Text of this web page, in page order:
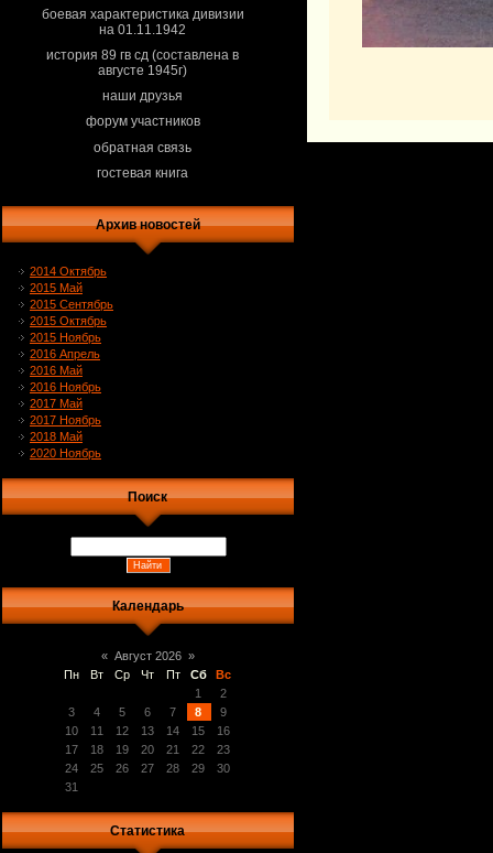
боевая характеристика дивизии
на 01.11.1942
история 89 гв сд (составлена в
августе 1945г)
наши друзья
форум участников
обратная связь
гостевая книга
Архив новостей
2014 Октябрь
2015 Май
2015 Сентябрь
2015 Октябрь
2015 Ноябрь
2016 Апрель
2016 Май
2016 Ноябрь
2017 Май
2017 Ноябрь
2018 Май
2020 Ноябрь
Поиск
Календарь
« Август 2026 »
Пн
Вт Ср Чт Пт Сб
Вс
1
2
3
4 5 6 7 8
9
10
11 12 13 14 15
16
17
18 19 20 21 22
23
24
25 26 27 28 29
30
31
Статистика